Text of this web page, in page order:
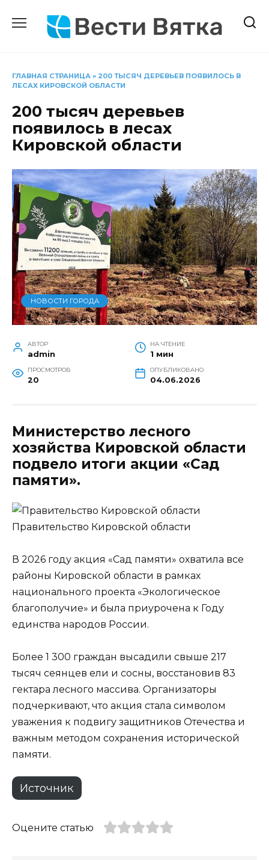
содержанию
ГЛАВНАЯ СТРАНИЦА » 200 ТЫСЯЧ ДЕРЕВЬЕВ ПОЯВИЛОСЬ В
ЛЕСАХ КИРОВСКОЙ ОБЛАСТИ
200 тысяч деревьев
появилось в лесах
Кировской области
НОВОСТИ ГОРОДА
АВТОР
admin
НА ЧТЕНИЕ
1 мин
ПРОСМОТРОВ
20
ОПУБЛИКОВАНО
04.06.2026
Министерство лесного
хозяйства Кировской области
подвело итоги акции «Сад
памяти».
Правительство Кировской области
В 2026 году акция «Сад памяти» охватила все
районы Кировской области в рамках
национального проекта «Экологическое
благополучие» и была приурочена к Году
единства народов России.
Более 1 300 граждан высадили свыше 217
тысяч сеянцев ели и сосны, восстановив 83
гектара лесного массива. Организаторы
подчеркивают, что акция стала символом
уважения к подвигу защитников Отечества и
важным методом сохранения исторической
памяти.
Источник
Оцените статью